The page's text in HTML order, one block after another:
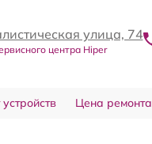
улица, 74
центра Hiper
Цена ремонта